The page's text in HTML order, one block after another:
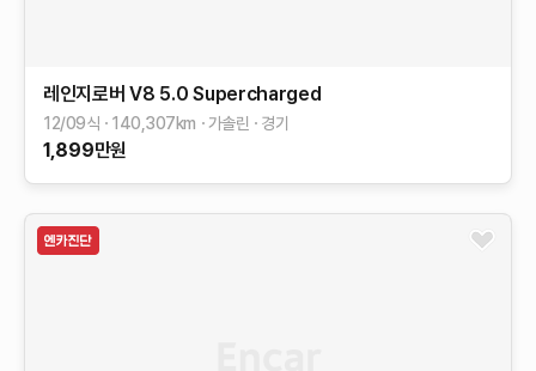
레인지로버 V8 5.0 Supercharged
12/09식 140,307km 가솔린 경기
1,899만원